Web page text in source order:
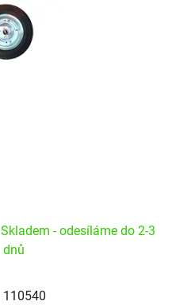
Skladem - odesíláme do 2-3
dnů
110540